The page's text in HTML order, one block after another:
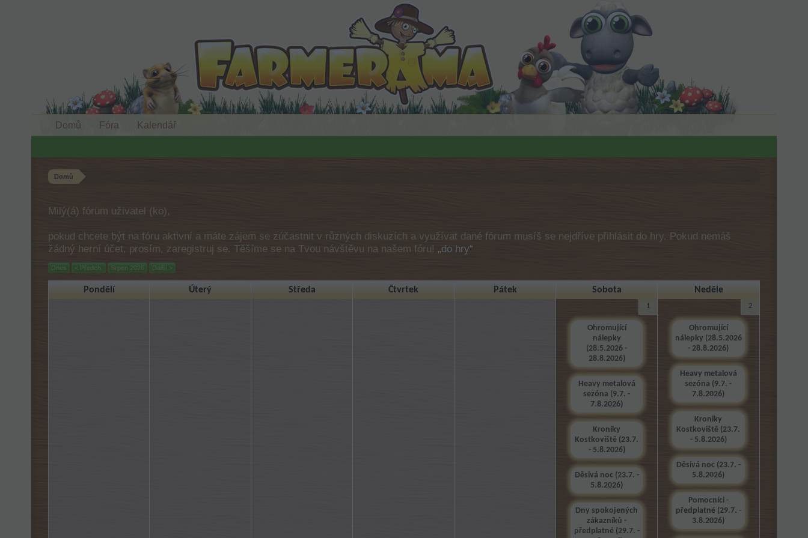
Domů
Milý(á) fórum uživatel (ko),
pokud chcete být na fóru aktivní a máte zájem se zúčastnit v různých diskuzích a využívat dané fórum musíš se nejdříve přihlásit do hry. Pokud nemáš
žádný herní účet, prosím, zaregistruj se. Těšíme se na Tvou návštěvu na našem fóru! „do hry“
Dnes < Předch. Srpen 2026 Další >
Pondělí Úterý Středa Čtvrtek Pátek Sobota Neděle
1
Ohromující
nálepky
(28.5.2026 -
28.8.2026)
Heavy metalová
sezóna (9.7. -
7.8.2026)
Kroniky
Kostkoviště (23.7.
- 5.8.2026)
Děsivá noc (23.7. -
5.8.2026)
Dny spokojených
zákazníků -
předplatné (29.7. -
2
Ohromující
nálepky (28.5.2026
- 28.8.2026)
Heavy metalová
sezóna (9.7. -
7.8.2026)
Kroniky
Kostkoviště (23.7.
- 5.8.2026)
Děsivá noc (23.7. -
5.8.2026)
Pomocníci -
předplatné (29.7. -
3.8.2026)
Domů Fóra Kalendář